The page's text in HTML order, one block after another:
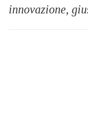
innovazione,